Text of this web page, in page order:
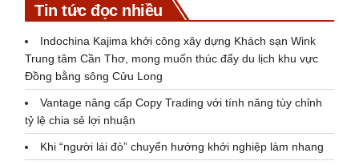
Tin tức đọc nhiều
Indochina Kajima khởi công xây dựng Khách sạn Wink
Trung tâm Cần Thơ, mong muốn thúc đẩy du lịch khu vực
Đồng bằng sông Cửu Long
Vantage nâng cấp Copy Trading với tính năng tùy chỉnh
tỷ lệ chia sẻ lợi nhuận
Khi “người lái đò” chuyển hướng khởi nghiệp làm nhang